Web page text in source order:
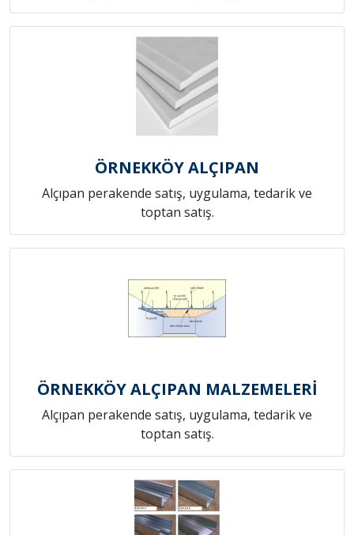
ÖRNEKKÖY ALÇIPAN
Alçıpan perakende satış, uygulama, tedarik ve
toptan satış.
ÖRNEKKÖY ALÇIPAN MALZEMELERİ
Alçıpan perakende satış, uygulama, tedarik ve
toptan satış.